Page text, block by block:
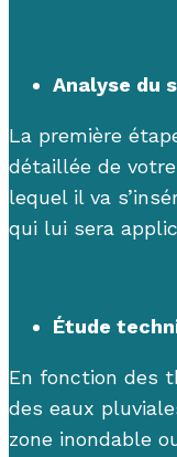
Analyse du
La première
détaillée de
lequel il va
qui lui sera
Étude
En fonction des
des eaux
zone inondable